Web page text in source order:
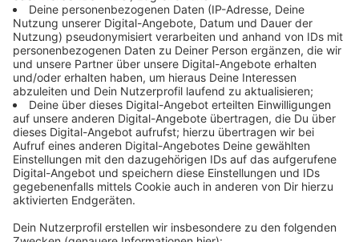
befindet sich im wirtschaftlichen Aufschwung.
Deutschlandweit liegt Düsseldorf inzwischen auf
Platz 12 im Ranking und NRW-weit an der Spitze. Hier
gibt es laut Prognos immer mehr Jobs, mehr Start-Ups
und auch die etablierten Konzerne sind immer stärker
aufgestellt. Davon profitiert auch direkt der Kreis
Mettmann. Er gilt der Studie nach als einer der
stärksten Landkreise zwischen Rhein und Ruhr. Eher
moderat sind dagegen die Zukunftsaussichten.
Während Prognos dem Kreis Mettmann zwar
wirtschaftlich ein hohes Potenzial einräumt, wird der
angespannte Wohnungsmarkt bei uns als Hindernis für